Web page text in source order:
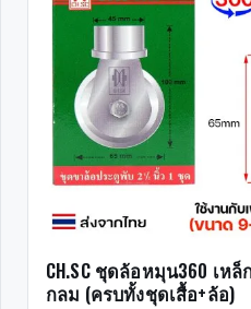
CH.SC ชุดล้อหมุน360 เห
กลม (ครบทั้งชุดเสื้อ+ล้อ)